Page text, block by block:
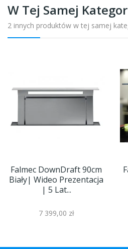
W Tej Samej
2 innych produktów w tej samej
Falmec DownDraft 90cm
Biały| Wideo Prezentacja
| 5 Lat...
7 399,00 zł